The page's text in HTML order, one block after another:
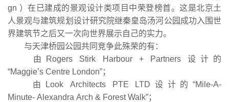
gn ）在已建成的景观设计类项目中荣登榜首。这是北京土
人景观与建筑规划设计研究院继秦皇岛汤河公园成功入围世
界建筑节之后又一次向世界展示自己的实力。
与天津桥园公园共同竞争此殊荣的有：
由Rogers Stirk Harbour + Partners 设计的
“Maggie’s Centre London”；
由Look Architects PTE LTD设计的“Mile-A-
Minute- Alexandra Arch & Forest Walk”；